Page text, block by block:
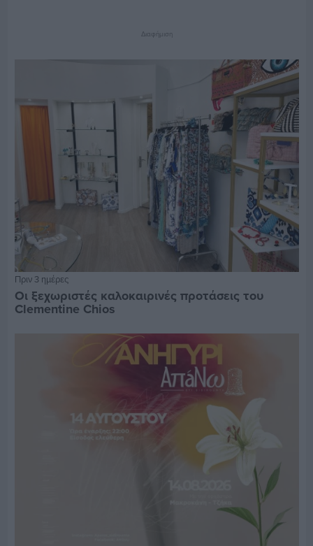
Διαφήμιση
Πριν 3 ημέρες
Οι ξεχωριστές καλοκαιρινές προτάσεις του
Clementine Chios